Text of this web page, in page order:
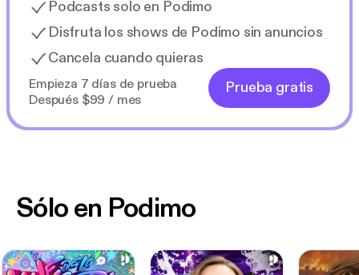
Podcasts solo en Podimo
Disfruta los shows de Podimo sin anuncios
Cancela cuando quieras
Empieza 7 días de prueba
Después $99 / mes
Prueba gratis
Sólo en Podimo